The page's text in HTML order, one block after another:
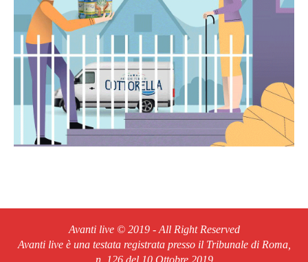
Avanti live © 2019 - All Right Reserved
Avanti live è una testata registrata presso il Tribunale di Roma,
n. 126 del 10 Ottobre 2019